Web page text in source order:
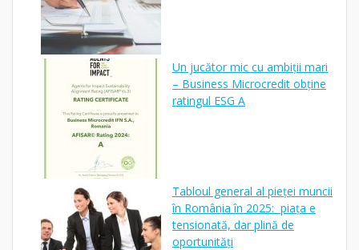
Un jucător mic cu ambiții mari
– Business Microcredit obține
ratingul ESG A
Tabloul general al pieței muncii
în România în 2025: piața e
tensionată, dar plină de
oportunități